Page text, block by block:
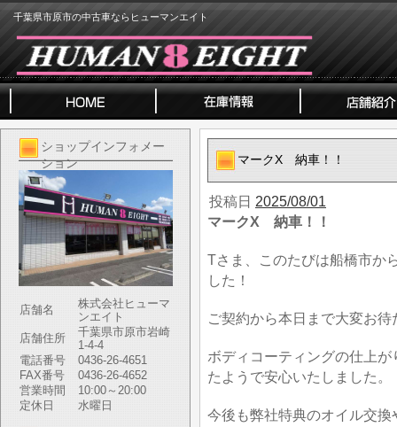
千葉県市原市の中古車ならヒューマンエイト
ショップインフォメー
ション
店舗名
株式会社ヒューマ
ンエイト
店舗住所
千葉県市原市岩崎
1-4-4
電話番号
0436-26-4651
FAX番号
0436-26-4652
営業時間
10:00～20:00
定休日
水曜日
マークX 納車！！
投稿日 2025/08/01
マークX 納車！！
Tさま、このたびは船橋市か
した！
ご契約から本日まで大変お
ボディコーティングの仕上
たようで安心いたしました。
今後も弊社特典のオイル交